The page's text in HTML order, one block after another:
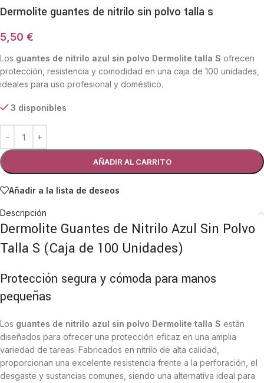
Dermolite guantes de nitrilo sin polvo talla s
5,50 €
Los guantes de nitrilo azul sin polvo Dermolite talla S ofrecen
protección, resistencia y comodidad en una caja de 100 unidades,
ideales para uso profesional y doméstico.
3 disponibles
AÑADIR AL CARRITO
Añadir a la lista de deseos
Descripción
Dermolite Guantes de Nitrilo Azul Sin Polvo
Talla S (Caja de 100 Unidades)
Protección segura y cómoda para manos
pequeñas
Los guantes de nitrilo azul sin polvo Dermolite talla S están
diseñados para ofrecer una protección eficaz en una amplia
variedad de tareas. Fabricados en nitrilo de alta calidad,
proporcionan una excelente resistencia frente a la perforación, el
desgaste y sustancias comunes, siendo una alternativa ideal para